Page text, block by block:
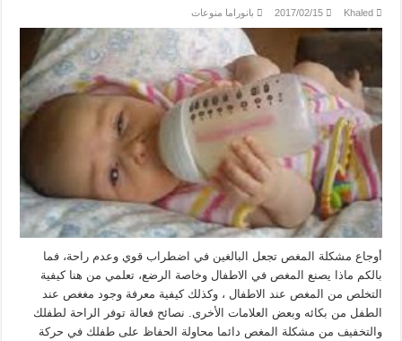
Khaled
2017/02/15 بانوراما منوعات
أوجاع مشكلة المغص تجعل البالغين في اضطراب قوي وعدم راحة، فما
بالكم ماذا يصنع المغص في الاطفال وخاصة الرضع، تعلمي من هنا كيفية
التخلص من المغص عند الاطفال ، وكذلك كيفية معرفة وجود مغغص عند
الطفل من بكائه وبعض العلامات الأخرى. نصائح فعالة توفر الراحة لطفلك
والتخفيف من مشكلة المغص دائما محاولة الحفاظ على طفلك في حركة